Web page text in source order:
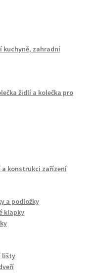
kuchyně, zahradní
židlí a kolečka pro
konstrukci zařízení
a podložky
klapky
lišty